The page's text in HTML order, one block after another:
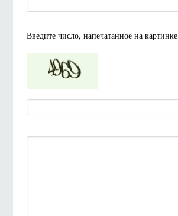
Введите число, напечатанное на картинке